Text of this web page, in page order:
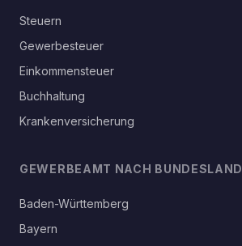
Steuern
Gewerbesteuer
Einkommensteuer
Buchhaltung
Krankenversicherung
GEWERBEAMT NACH BUNDESLAND
Baden-Württemberg
Bayern